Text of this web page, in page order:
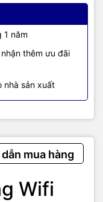
1 năm
thêm ưu đãi
nhà sản xuất
mua hàng
Wifi
MU‑MIMO
Tái sử dụng không gian
truy cập và máy
thời nhiều hơn.
phép các trường
phân tích.